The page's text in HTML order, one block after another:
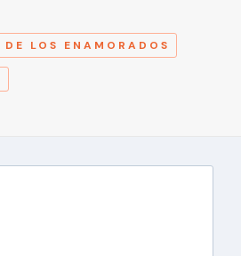
LOS ENAMORADOS